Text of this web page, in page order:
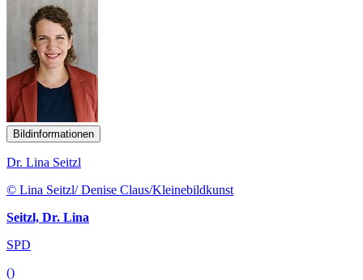
Bildinformationen
Dr. Lina Seitzl
© Lina Seitzl/ Denise Claus/Kleinebildkunst
Seitzl, Dr. Lina
SPD
()